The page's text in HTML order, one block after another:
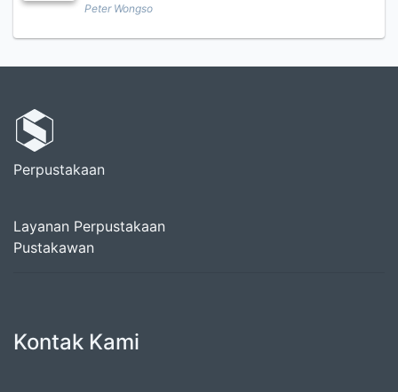
Peter Wongso
Perpustakaan
Layanan Perpustakaan
Pustakawan
Kontak Kami